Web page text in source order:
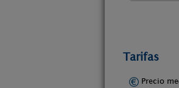
Tarifas
Precio